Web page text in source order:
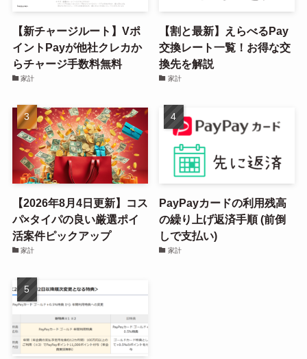
【新チャージルート】Vポ
イントPayが他社クレカか
らチャージ手数料無料
家計
【割と最新】えらべるPay
交換レート一覧！お得な交
換先を解説
家計
【2026年8月4日更新】コス
パ×タイパの良い厳選ポイ
活案件ピックアップ
家計
PayPayカードの利用残高
の繰り上げ返済手順 (前倒
しで支払い)
家計